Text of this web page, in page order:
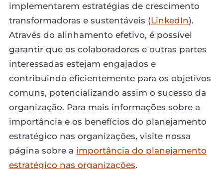
implementarem estratégias de crescimento
transformadoras e sustentáveis (LinkedIn).
Através do alinhamento efetivo, é possível
garantir que os colaboradores e outras partes
interessadas estejam engajados e
contribuindo eficientemente para os objetivos
comuns, potencializando assim o sucesso da
organização. Para mais informações sobre a
importância e os benefícios do planejamento
estratégico nas organizações, visite nossa
página sobre a importância do planejamento
estratégico nas organizações.